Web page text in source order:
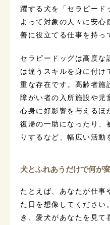
躍する犬を「セラピード
よって対象の人々に安心
善に役立てる仕事を持っ
セラピードッグは高度な
は違うスキルを身に付け
重な存在です。高齢者施
障がい者の入所施設や児
心身に好影響を与えるほ
復帰の一助になったり、
りするなど、幅広い活動
犬とふれあうだけで何が
たとえば、あなたが仕事
た日を想像してください
き、愛犬があなたを見て